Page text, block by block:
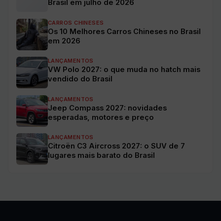
Brasil em julho de 2026
CARROS CHINESES
Os 10 Melhores Carros Chineses no Brasil
em 2026
LANÇAMENTOS
VW Polo 2027: o que muda no hatch mais
vendido do Brasil
LANÇAMENTOS
Jeep Compass 2027: novidades
esperadas, motores e preço
LANÇAMENTOS
Citroën C3 Aircross 2027: o SUV de 7
lugares mais barato do Brasil